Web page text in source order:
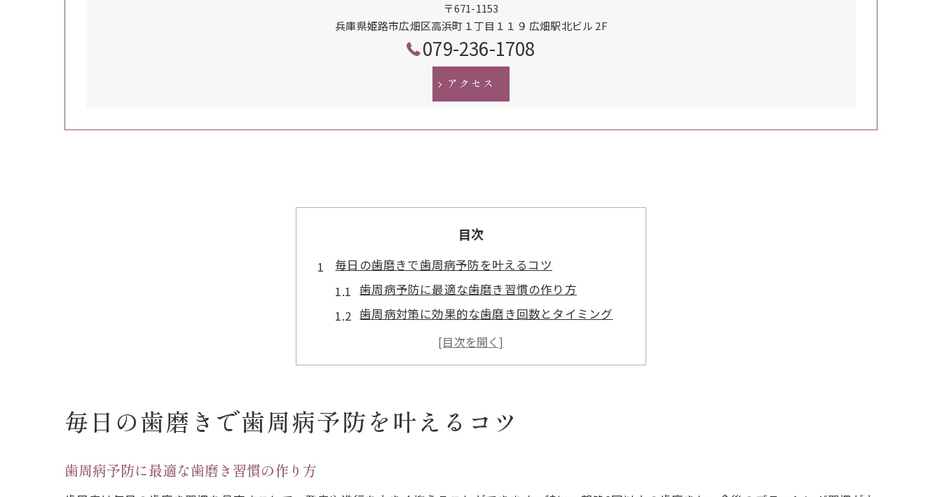
〒671-1153
兵庫県姫路市広畑区高浜町１丁目１１９ 広畑駅北ビル 2F
079-236-1708
アクセス
目次
毎日の歯磨きで歯周病予防を叶えるコツ
歯周病予防に最適な歯磨き習慣の作り方
歯周病対策に効果的な歯磨き回数とタイミング
歯周病を予防するための歯磨き粉の選び方
歯周病改善に役立つ正しいブラッシング方法
歯周病ケアに最適なブラッシング方法とは
歯周病に効くブラッシングの正しい手順
毎日の歯磨きで歯周病予防を叶えるコツ
歯周病予防に最適な歯磨き習慣の作り方